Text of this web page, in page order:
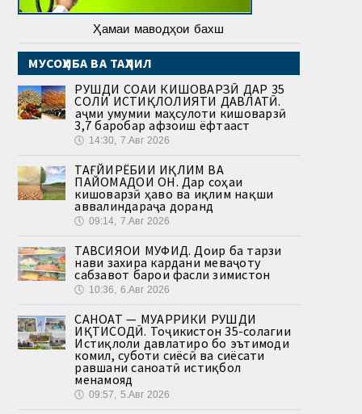
Ҳамаи маводҳои бахш
МУСОҲИБА ВА ТАҲЛИЛ
РУШДИ СОҲАИ КИШОВАРЗӢ ДАР 35
СОЛИ ИСТИҚЛОЛИЯТИ ДАВЛАТӢ.
Ҳаҷми умумии маҳсулоти кишоварзӣ
3,7 баробар афзоиш ёфтааст
🕔 14:30, 7.Авг 2026
ТАҒЙИРЁБИИ ИҚЛИМ ВА
ПАЙОМАДҲОИ ОН. Дар соҳаи
кишоварзӣ ҳаво ва иқлим нақши
аввалиндараҷа доранд
🕔 09:14, 7.Авг 2026
ТАВСИЯҲОИ МУФИД. Доир ба тарзи
нави захира кардани меваҷоту
сабзавот барои фасли зимистон
🕔 10:36, 6.Авг 2026
САНОАТ — МУҲАРРИКИ РУШДИ
ИҚТИСОДӢ. Тоҷикистон 35-солагии
Истиқлоли давлатиро бо эътимоди
комил, суботи сиёсӣ ва сиёсати
равшани саноатӣ истиқбол
менамояд
🕔 09:57, 5.Авг 2026